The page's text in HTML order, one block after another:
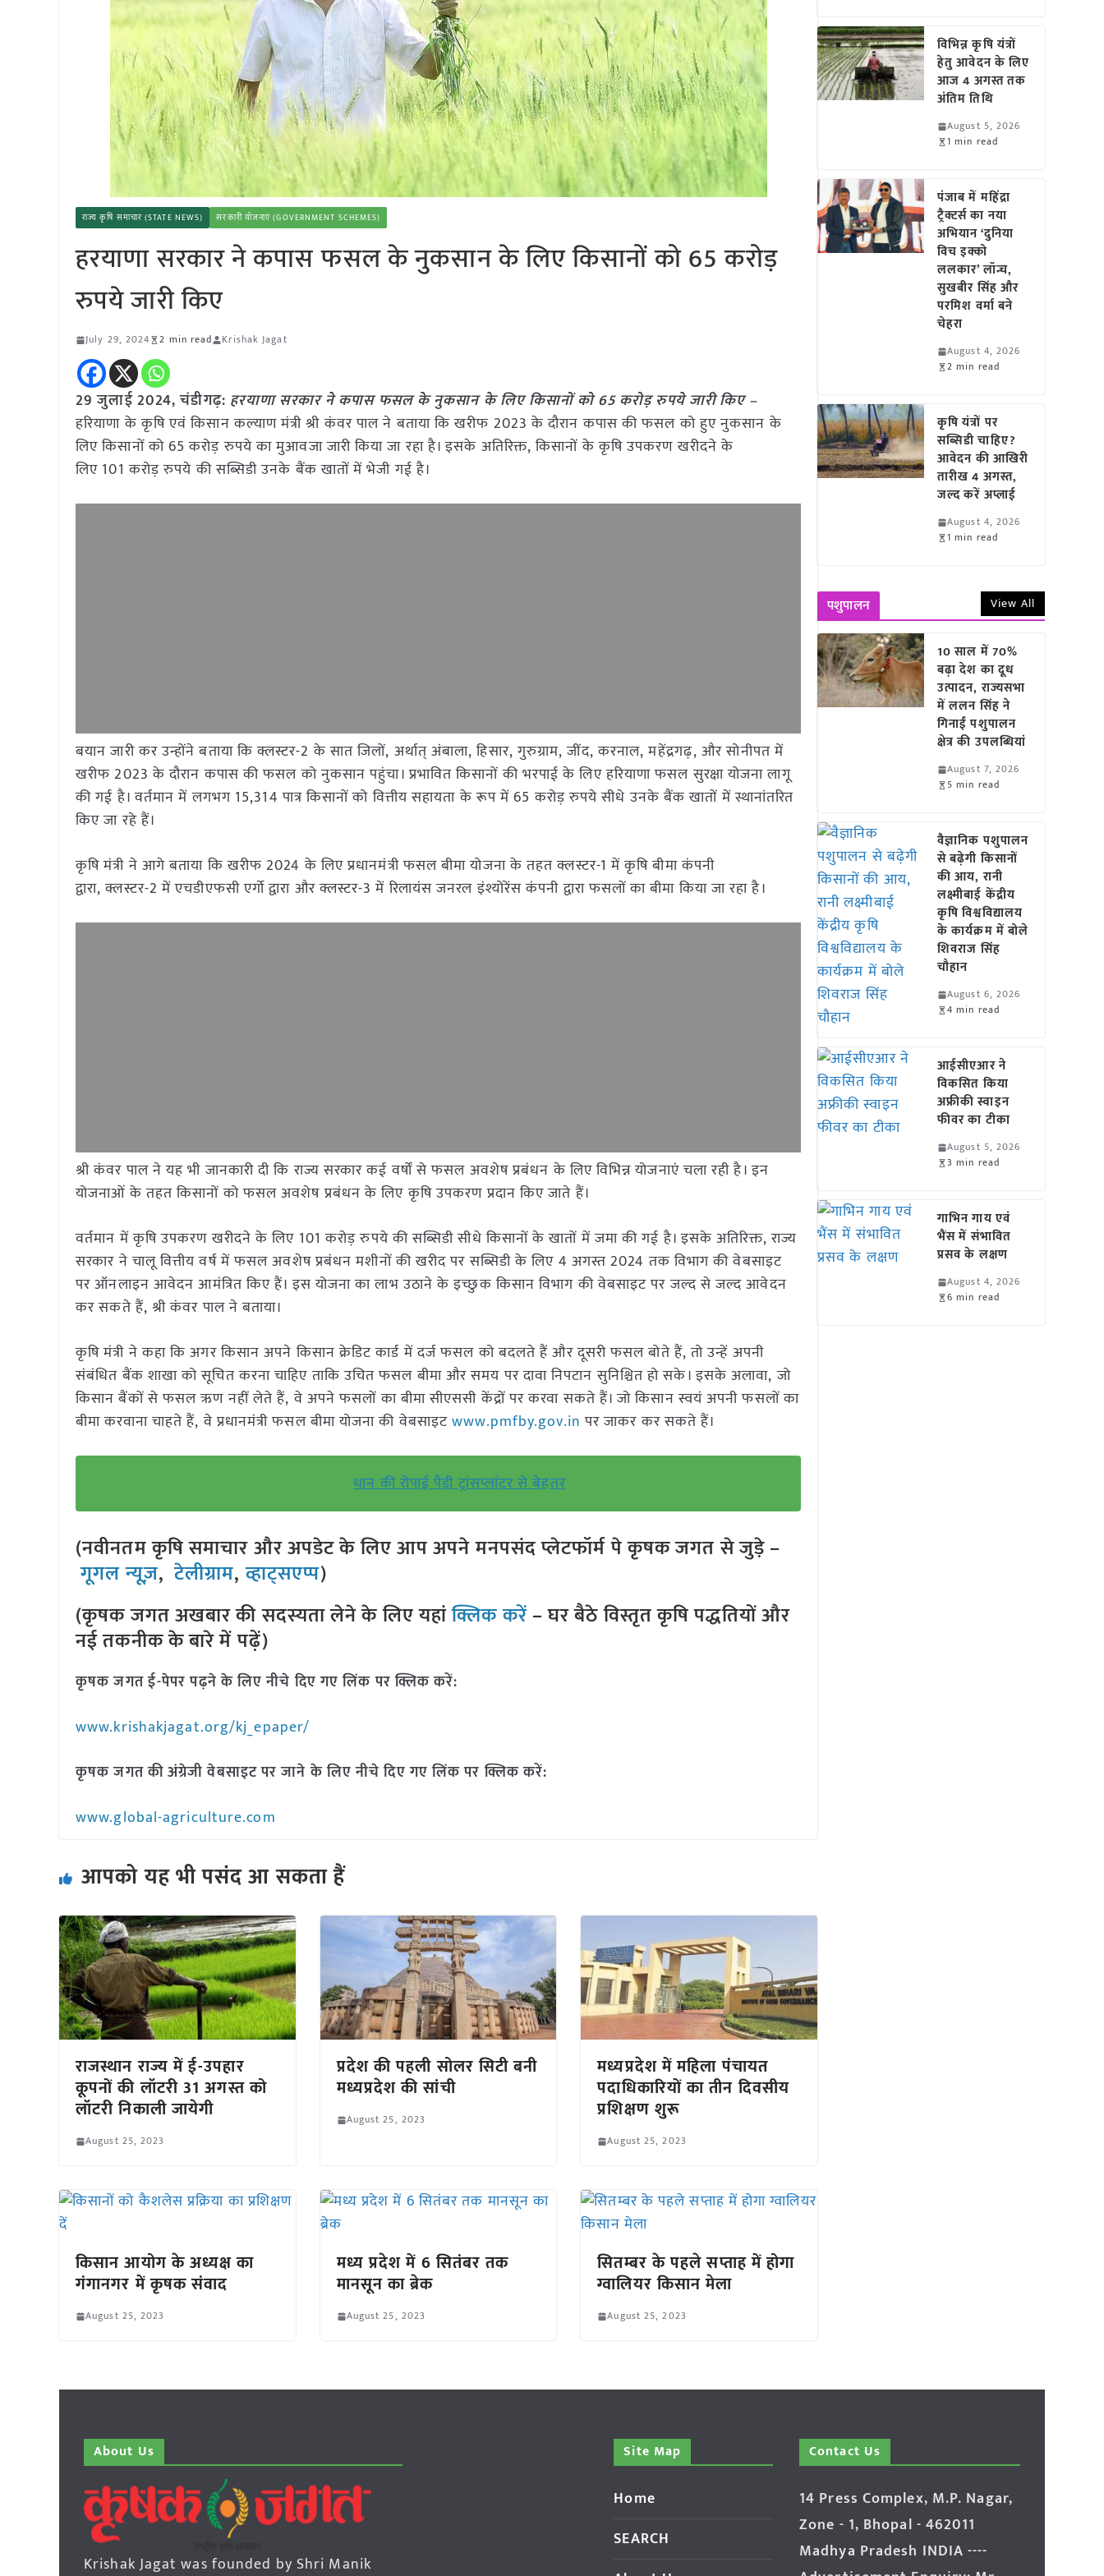
राज्य कृषि समाचार (STATE NEWS) सरकारी योजनाएं (GOVERNMENT SCHEMES)
हरयाणा सरकार ने कपास फसल के नुकसान के लिए किसानों को 65 करोड़
रुपये जारी किए
July 29, 2024 2 min read Krishak Jagat
29 जुलाई 2024, चंडीगढ़: हरयाणा सरकार ने कपास फसल के नुकसान के लिए किसानों को 65 करोड़ रुपये जारी किए –
हरियाणा के कृषि एवं किसान कल्याण मंत्री श्री कंवर पाल ने बताया कि खरीफ 2023 के दौरान कपास की फसल को हुए नुकसान के
लिए किसानों को 65 करोड़ रुपये का मुआवजा जारी किया जा रहा है। इसके अतिरिक्त, किसानों के कृषि उपकरण खरीदने के
लिए 101 करोड़ रुपये की सब्सिडी उनके बैंक खातों में भेजी गई है।
बयान जारी कर उन्होंने बताया कि क्लस्टर-2 के सात जिलों, अर्थात् अंबाला, हिसार, गुरुग्राम, जींद, करनाल, महेंद्रगढ़, और सोनीपत में
खरीफ 2023 के दौरान कपास की फसल को नुकसान पहुंचा। प्रभावित किसानों की भरपाई के लिए हरियाणा फसल सुरक्षा योजना लागू
की गई है। वर्तमान में लगभग 15,314 पात्र किसानों को वित्तीय सहायता के रूप में 65 करोड़ रुपये सीधे उनके बैंक खातों में स्थानांतरित
किए जा रहे हैं।
कृषि मंत्री ने आगे बताया कि खरीफ 2024 के लिए प्रधानमंत्री फसल बीमा योजना के तहत क्लस्टर-1 में कृषि बीमा कंपनी
द्वारा, क्लस्टर-2 में एचडीएफसी एर्गो द्वारा और क्लस्टर-3 में रिलायंस जनरल इंश्योरेंस कंपनी द्वारा फसलों का बीमा किया जा रहा है।
श्री कंवर पाल ने यह भी जानकारी दी कि राज्य सरकार कई वर्षों से फसल अवशेष प्रबंधन के लिए विभिन्न योजनाएं चला रही है। इन
योजनाओं के तहत किसानों को फसल अवशेष प्रबंधन के लिए कृषि उपकरण प्रदान किए जाते हैं।
वर्तमान में कृषि उपकरण खरीदने के लिए 101 करोड़ रुपये की सब्सिडी सीधे किसानों के खातों में जमा की गई है। इसके अतिरिक्त, राज्य
सरकार ने चालू वित्तीय वर्ष में फसल अवशेष प्रबंधन मशीनों की खरीद पर सब्सिडी के लिए 4 अगस्त 2024 तक विभाग की वेबसाइट
पर ऑनलाइन आवेदन आमंत्रित किए हैं। इस योजना का लाभ उठाने के इच्छुक किसान विभाग की वेबसाइट पर जल्द से जल्द आवेदन
कर सकते हैं, श्री कंवर पाल ने बताया।
कृषि मंत्री ने कहा कि अगर किसान अपने किसान क्रेडिट कार्ड में दर्ज फसल को बदलते हैं और दूसरी फसल बोते हैं, तो उन्हें अपनी
संबंधित बैंक शाखा को सूचित करना चाहिए ताकि उचित फसल बीमा और समय पर दावा निपटान सुनिश्चित हो सके। इसके अलावा, जो
किसान बैंकों से फसल ऋण नहीं लेते हैं, वे अपने फसलों का बीमा सीएससी केंद्रों पर करवा सकते हैं। जो किसान स्वयं अपनी फसलों का
बीमा करवाना चाहते हैं, वे प्रधानमंत्री फसल बीमा योजना की वेबसाइटwww.pmfby.gov.in पर जाकर कर सकते हैं।
धान की रोपाई पैडी ट्रांसप्लांटर से बेहतर
(नवीनतम कृषि समाचार और अपडेट के लिए आप अपने मनपसंद प्लेटफॉर्म पे कृषक जगत से जुड़े –
गूगल न्यूज़,टेलीग्राम,व्हाट्सएप्प)
(कृषक जगत अखबार की सदस्यता लेने के लिए यहांक्लिक करें– घर बैठे विस्तृत कृषि पद्धतियों और
नई तकनीक के बारे में पढ़ें)
कृषक जगत ई-पेपर पढ़ने के लिए नीचे दिए गए लिंक पर क्लिक करें:
www.krishakjagat.org/kj_epaper/
कृषक जगत की अंग्रेजी वेबसाइट पर जाने के लिए नीचे दिए गए लिंक पर क्लिक करें:
www.global-agriculture.com
आपको यह भी पसंद आ सकता हैं
राजस्थान राज्य में ई-उपहार
कूपनों की लॉटरी 31 अगस्त को
लॉटरी निकाली जायेगी
August 25, 2023
प्रदेश की पहली सोलर सिटी बनी
मध्यप्रदेश की सांची
August 25, 2023
मध्यप्रदेश में महिला पंचायत
पदाधिकारियों का तीन दिवसीय
प्रशिक्षण शुरू
August 25, 2023
किसान आयोग के अध्यक्ष का
गंगानगर में कृषक संवाद
August 25, 2023
मध्य प्रदेश में 6 सितंबर तक
मानसून का ब्रेक
August 25, 2023
सितम्बर के पहले सप्ताह में होगा
ग्वालियर किसान मेला
August 25, 2023
विभिन्न कृषि यंत्रों
हेतु आवेदन के लिए
आज 4 अगस्त तक
अंतिम तिथि
August 5, 2026
1 min read
पंजाब में महिंद्रा
ट्रैक्टर्स का नया
अभियान ‘दुनिया
विच इक्को
ललकार’ लॉन्च,
सुखबीर सिंह और
परमिश वर्मा बने
चेहरा
August 4, 2026
2 min read
कृषि यंत्रों पर
सब्सिडी चाहिए?
आवेदन की आखिरी
तारीख 4 अगस्त,
जल्द करें अप्लाई
August 4, 2026
1 min read
पशुपालन View All
10 साल में 70%
बढ़ा देश का दूध
उत्पादन, राज्यसभा
में ललन सिंह ने
गिनाईं पशुपालन
क्षेत्र की उपलब्धियां
August 7, 2026
5 min read
वैज्ञानिक पशुपालन
से बढ़ेगी किसानों
की आय, रानी
लक्ष्मीबाई केंद्रीय
कृषि विश्वविद्यालय
के कार्यक्रम में बोले
शिवराज सिंह
चौहान
August 6, 2026
4 min read
आईसीएआर ने
विकसित किया
अफ्रीकी स्वाइन
फीवर का टीका
August 5, 2026
3 min read
गाभिन गाय एवं
भैंस में संभावित
प्रसव के लक्षण
August 4, 2026
6 min read
About Us
Krishak Jagat was founded by Shri Manik
Site Map
Home
SEARCH
Contact Us
14 Press Complex, M.P. Nagar,
Zone - 1, Bhopal - 462011
Madhya Pradesh INDIA ----